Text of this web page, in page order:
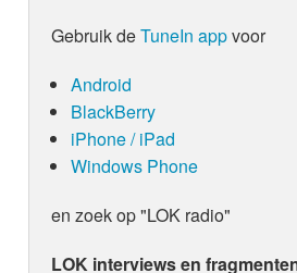
Gebruik deTuneIn appvoor
Android
BlackBerry
iPhone / iPad
Windows Phone
en zoek op "LOK radio"
LOK interviews en